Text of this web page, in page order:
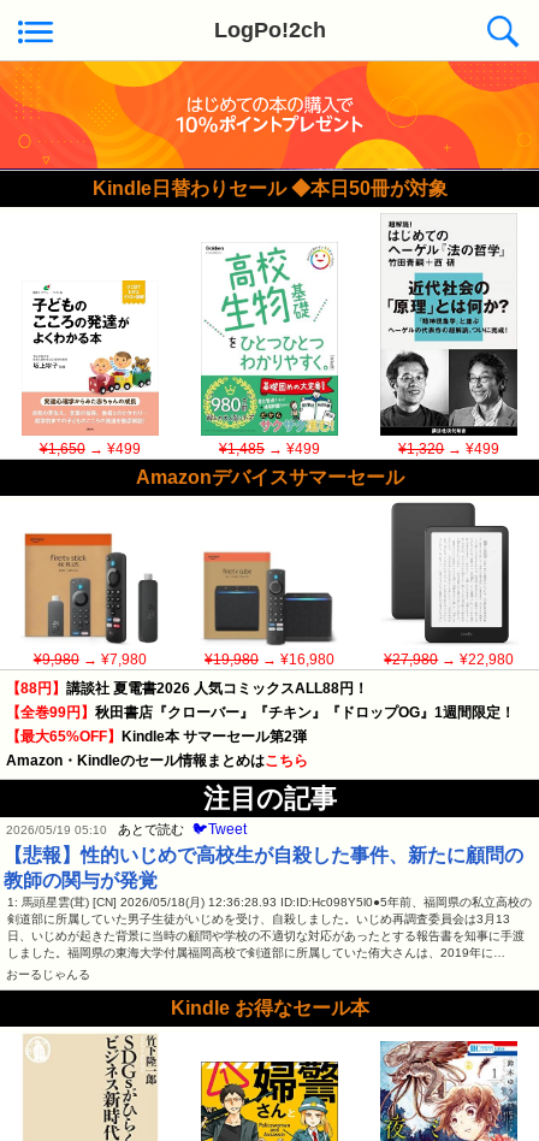
LogPo!2ch
Kindle日替わりセール ◆本日50冊が対象
¥1,650→ ¥499 ¥1,485→ ¥499 ¥1,320→ ¥499
Amazonデバイスサマーセール
¥9,980→ ¥7,980 ¥19,980→ ¥16,980 ¥27,980→ ¥22,980
【88円】 講談社 夏電書2026 人気コミックスALL88円！
【全巻99円】 秋田書店『クローバー』『チキン』『ドロップOG』1週間限定！
【最大65%OFF】
Kindle本 サマーセール第2弾
Amazon・Kindleのセール情報まとめはこちら
注目の記事
2026/05/19 05:10 あとで読む 🐦Tweet
【悲報】性的いじめで高校生が自殺した事件、新たに顧問の
教師の関与が発覚
1: 馬頭星雲(茸) [CN] 2026/05/18(月) 12:36:28.93 ID:ID:Hc098Y5l0●5年前、福岡県の私立高校の
剣道部に所属していた男子生徒がいじめを受け、自殺しました。いじめ再調査委員会は3月13
日、いじめが起きた背景に当時の顧問や学校の不適切な対応があったとする報告書を知事に手渡
しました。福岡県の東海大学付属福岡高校で剣道部に所属していた侑大さんは、2019年に…
おーるじゃんる
Kindle お得なセール本